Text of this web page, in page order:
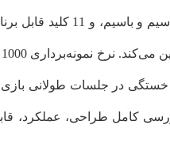
یکی از گزینه‌های برتر در این دسته
کامل طراحی، عملکرد،